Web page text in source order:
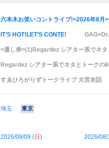
六本木お笑いコントライブ!<2026年8月>
IT’S HOT!LET’S CONTE!
<通し券>(1)Regardez シアター系でネ
Regardez シアター系でネタとトークの
すゑひろがりずトークライブ 大宮末話
埼玉 東京
2026/08/09 (日 ) 2026/08/